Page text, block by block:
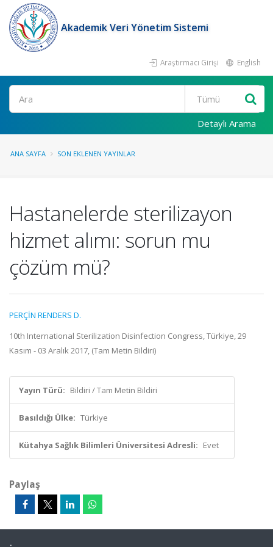
Akademik Veri Yönetim Sistemi
Araştırmacı Girişi English
Ara
Detaylı Arama
ANA SAYFA SON EKLENEN YAYINLAR
Hastanelerde sterilizayon
hizmet alımı: sorun mu
çözüm mü?
PERÇİN RENDERS D.
10th International Sterilization Disinfection Congress, Türkiye, 29
Kasım - 03 Aralık 2017, (Tam Metin Bildiri)
Yayın Türü: Bildiri / Tam Metin Bildiri
Basıldığı Ülke: Türkiye
Kütahya Sağlık Bilimleri Üniversitesi Adresli: Evet
Paylaş